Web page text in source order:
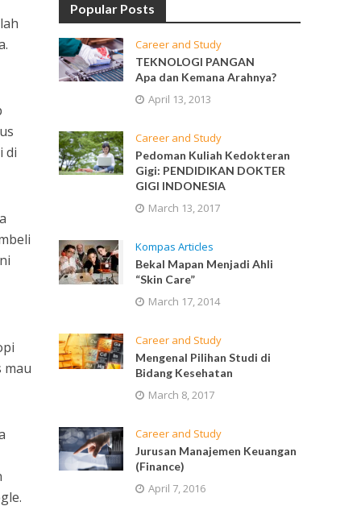
di
mau
Popular Posts
Career and Study
TEKNOLOGI PANGAN
Apa dan Kemana Arahnya?
April 13, 2013
Career and Study
Pedoman Kuliah Kedokteran
Gigi: PENDIDIKAN DOKTER
GIGI INDONESIA
March 13, 2017
Kompas Articles
Bekal Mapan Menjadi Ahli
“Skin Care”
March 17, 2014
Career and Study
Mengenal Pilihan Studi di
Bidang Kesehatan
March 8, 2017
Career and Study
Jurusan Manajemen Keuangan
(Finance)
April 7, 2016